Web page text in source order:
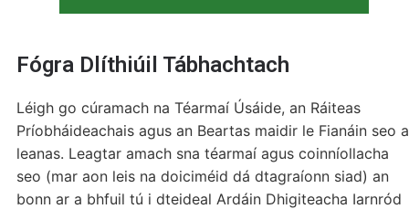
Fógra Dlíthiúil Tábhachtach
Léigh go cúramach na Téarmaí Úsáide, an Ráiteas
Príobháideachais agus an Beartas maidir le Fianáin seo a
leanas. Leagtar amach sna téarmaí agus coinníollacha
seo (mar aon leis na doiciméid dá dtagraíonn siad) an
bonn ar a bhfuil tú i dteideal Ardáin Dhigiteacha Iarnród